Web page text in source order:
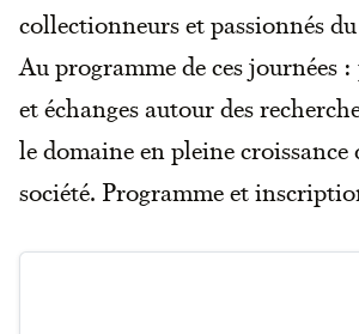
collectionneurs et passionnés
Au programme de ces journées
et échanges autour des
le domaine en pleine croissance
société. Programme et